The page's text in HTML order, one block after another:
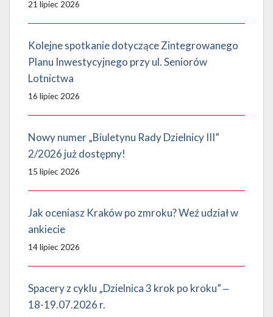
21 lipiec 2026
Kolejne spotkanie dotyczące Zintegrowanego
Planu Inwestycyjnego przy ul. Seniorów
Lotnictwa
16 lipiec 2026
Nowy numer „Biuletynu Rady Dzielnicy III”
2/2026 już dostępny!
15 lipiec 2026
Jak oceniasz Kraków po zmroku? Weź udział w
ankiecie
14 lipiec 2026
Spacery z cyklu „Dzielnica 3 krok po kroku” ‒
18-19.07.2026 r.